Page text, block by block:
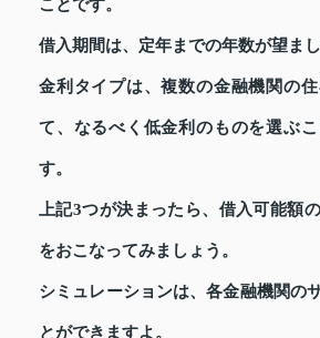
ことです。
借入期間は、定年までの年数が望まし
金利タイプは、複数の金融機関の
て、なるべく低金利のものを選ぶ
す。
上記3つが決まったら、借入可能額
をおこなってみましょう。
シミュレーションは、各金融機関の
とができますよ。